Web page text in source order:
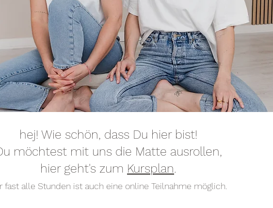
hej! Wie schön, dass Du hier bist!
möchtest mit uns die Matte ausrollen,
hier geht's zum Kursplan.
fast alle Stunden ist auch eine online Teilnahme möglich.